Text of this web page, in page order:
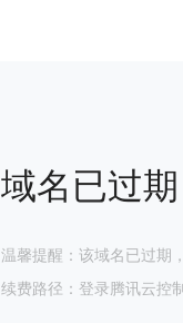
域名已过
温馨提醒：该域名已过期
续费路径：登录腾讯云控